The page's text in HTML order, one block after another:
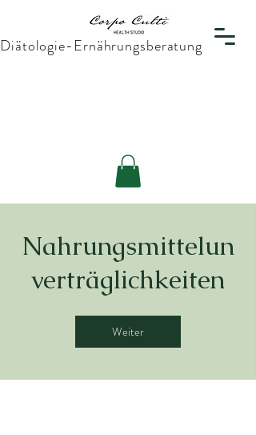
Diätologie-Ernährungsberatung
Nahrungsmittelun
verträglichkeiten
Weiter